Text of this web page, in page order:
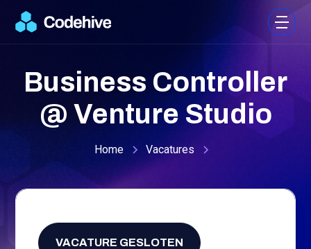
Business Controller
@ Venture Studio
Home Vacatures
Fulltime,
Finance ,
VACATURE GESLOTEN